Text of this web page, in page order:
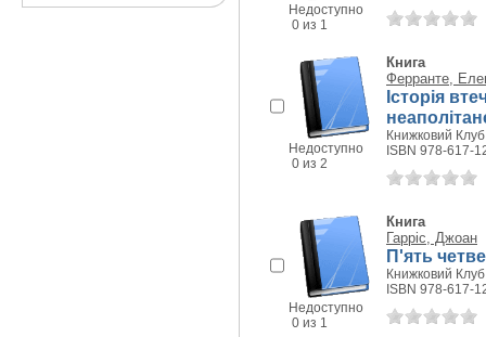
Недоступно
0 из 1
Недоступно
0 из 2
Книга
Ферранте,
Історія
Книжковий
ISBN 978-617-
Недоступно
0 из 1
Книга
Гарріс, Джоан
П'ять
Книжковий
ISBN 978-617-